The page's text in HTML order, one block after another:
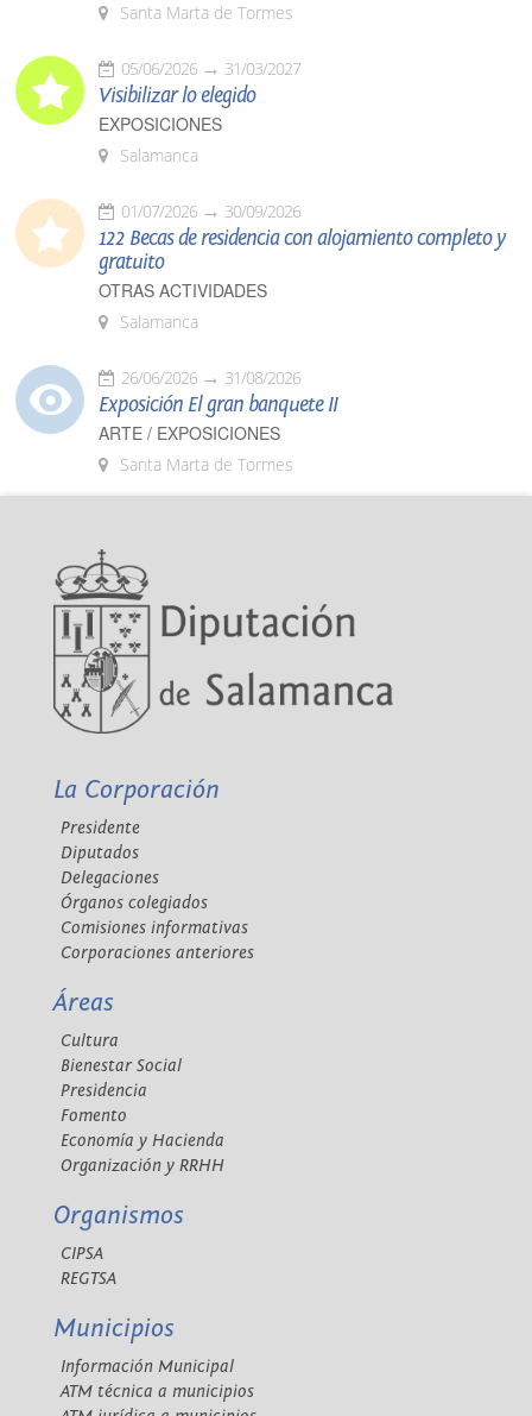
Santa Marta de Tormes
05/06/2026 31/03/2027
Visibilizar lo elegido
EXPOSICIONES
Salamanca
01/07/2026 30/09/2026
122 Becas de residencia con alojamiento completo y
gratuito
OTRAS ACTIVIDADES
Salamanca
26/06/2026 31/08/2026
Exposición El gran banquete II
ARTE / EXPOSICIONES
Santa Marta de Tormes
La Corporación
Presidente
Diputados
Delegaciones
Órganos colegiados
Comisiones informativas
Corporaciones anteriores
Áreas
Cultura
Bienestar Social
Presidencia
Fomento
Economía y Hacienda
Organización y RRHH
Organismos
CIPSA
REGTSA
Municipios
Información Municipal
ATM técnica a municipios